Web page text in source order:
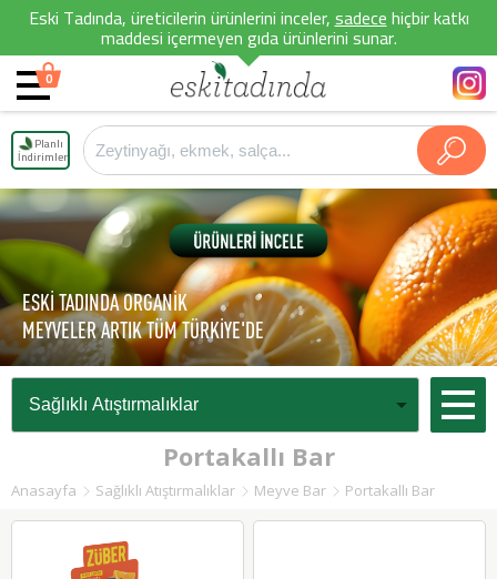
Eski Tadında, üreticilerin ürünlerini inceler,sadecehiçbir katkı
maddesi içermeyen gıda ürünlerini sunar.
0
Planlı
İndirimler
ESKİ TADINDA ORGANİK
MEYVELER ARTIK TÜM TÜRKİYE'DE
Portakallı Bar
Anasayfa Sağlıklı Atıştırmalıklar Meyve Bar Portakallı Bar